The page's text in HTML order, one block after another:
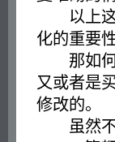
以上这
化的重要性
那如何
又或者是
修改的。
虽然不